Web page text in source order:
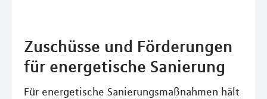
Zuschüsse und Förderungen
für energetische Sanierung
Für energetische Sanierungsmaßnahmen hält